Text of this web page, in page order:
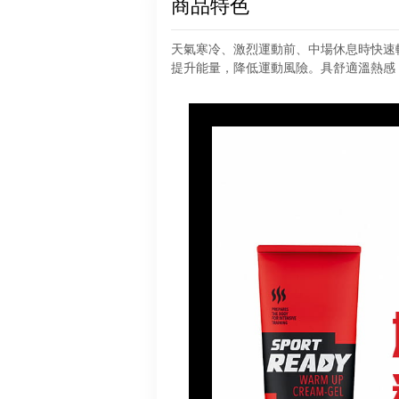
商品特色
天氣寒冷、激烈運動前、中場休息時快速